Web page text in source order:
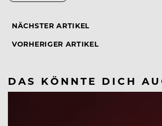
NÄCHSTER ARTIKEL
VORHERIGER ARTIKEL
DAS KÖNNTE DICH